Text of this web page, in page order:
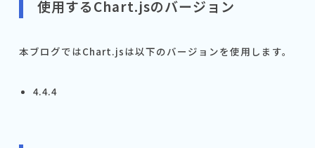
使用するChart.jsのバージョン
本ブログではChart.jsは以下のバージョンを使用します。
4.4.4